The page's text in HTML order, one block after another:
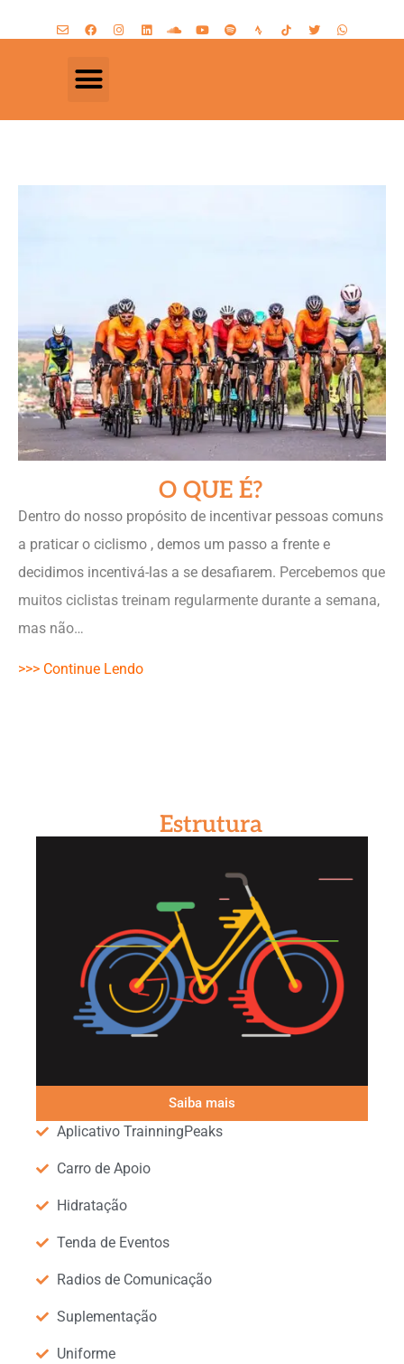
O QUE É?
Dentro do nosso propósito de incentivar pessoas comuns
a praticar o ciclismo , demos um passo a frente e
decidimos incentivá-las a se desafiarem. Percebemos que
muitos ciclistas treinam regularmente durante a semana,
mas não…
>>> Continue Lendo
Estrutura
Saiba mais
Aplicativo TrainningPeaks
Carro de Apoio
Hidratação
Tenda de Eventos
Radios de Comunicação
Suplementação
Uniforme